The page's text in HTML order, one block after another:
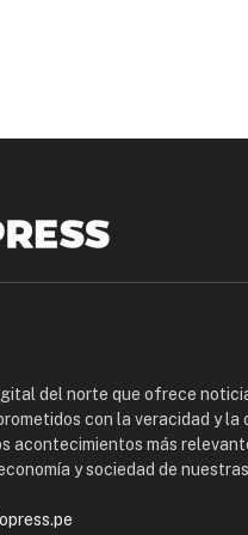
del norte que ofrece
con la veracidad y la
acontecimientos más
y sociedad de